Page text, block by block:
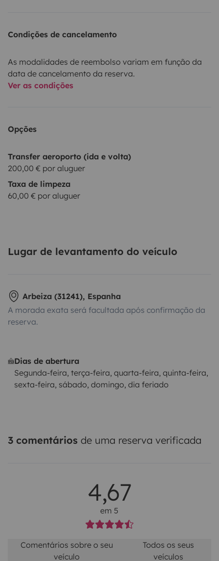
Condições de cancelamento
As modalidades de reembolso variam em função da
data de cancelamento da reserva.
Ver as condições
Opções
Transfer aeroporto (ida e volta)
200,00 € por aluguer
Taxa de limpeza
60,00 € por aluguer
Lugar de levantamento do veículo
Arbeiza (31241), Espanha
A morada exata será facultada após confirmação da
reserva.
Dias de abertura
Segunda-feira, terça-feira, quarta-feira, quinta-feira,
sexta-feira, sábado, domingo, dia feriado
3 comentários de uma reserva verificada
4,67
em 5
Comentários sobre o seu
veículo
Todos os seus
veículos